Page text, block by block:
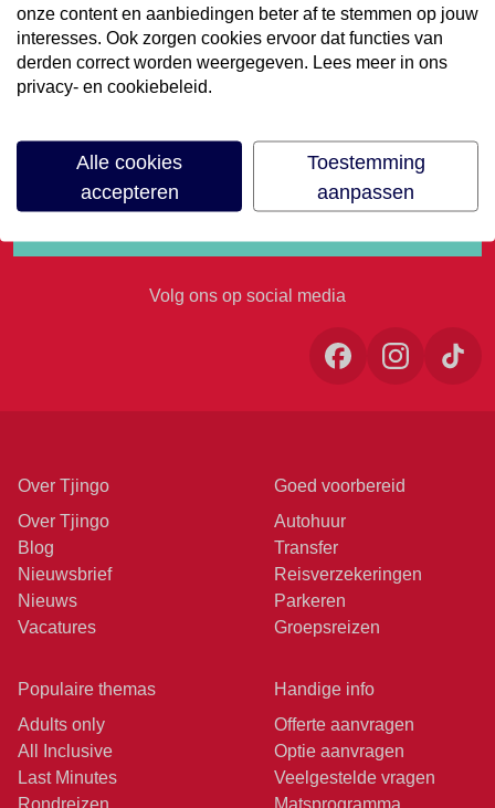
volgende vakantie
Meld je aan voor onze nieuwsbrief
Volg ons op social media
Over Tjingo
Over Tjingo
Blog
Nieuwsbrief
Nieuws
Vacatures
Goed voorbereid
Autohuur
Transfer
Reisverzekeringen
Parkeren
Groepsreizen
Populaire themas
Adults only
All Inclusive
Last Minutes
Rondreizen
Handige info
Offerte aanvragen
Optie aanvragen
Veelgestelde vragen
Matsprogramma
onze content en aanbiedingen beter af te stemmen op jouw
interesses. Ook zorgen cookies ervoor dat functies van
derden correct worden weergegeven. Lees meer in ons
privacy- en cookiebeleid.
Alle cookies
accepteren
Toestemming
aanpassen